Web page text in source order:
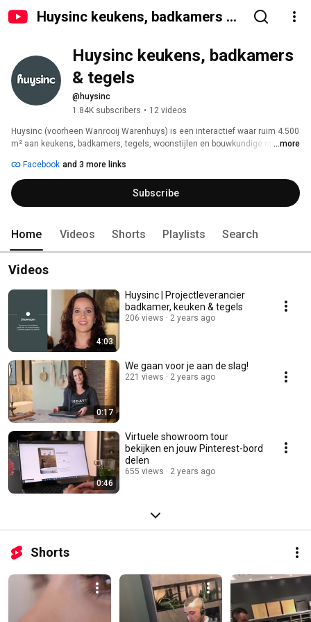
Huysinc keukens, badkamers &
Huysinc keukens, badkamers
& tegels
@huysinc
1.84K subscribers • 12 videos
Huysinc (voorheen Wanrooij Warenhuys) is een interactief waar ruim 4.500
m² aan keukens, badkamers, tegels, woonstijlen en bouwkundige opties
vind je volop inspiratie. Laat je inspireren op onze site en in de showroom,
we denken graag met je mee.
...more
Facebook and 3 more links
Subscribe
Home Videos Shorts Playlists Search
Videos
4:03
Huysinc | Projectleverancier
badkamer, keuken & tegels
206 views 2 years ago
0:17
We gaan voor je aan de slag!
221 views 2 years ago
0:46
Virtuele showroom tour
bekijken en jouw Pinterest-bord
delen
655 views 2 years ago
Shorts